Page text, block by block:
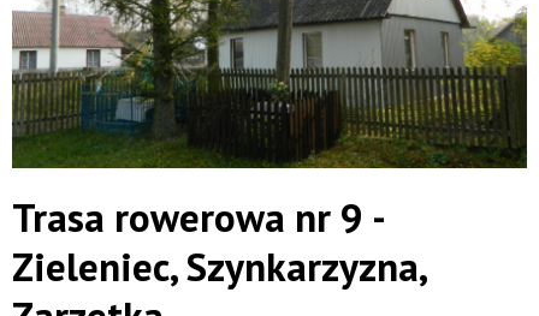
Trasa rowerowa nr 9 -
Zieleniec, Szynkarzyzna,